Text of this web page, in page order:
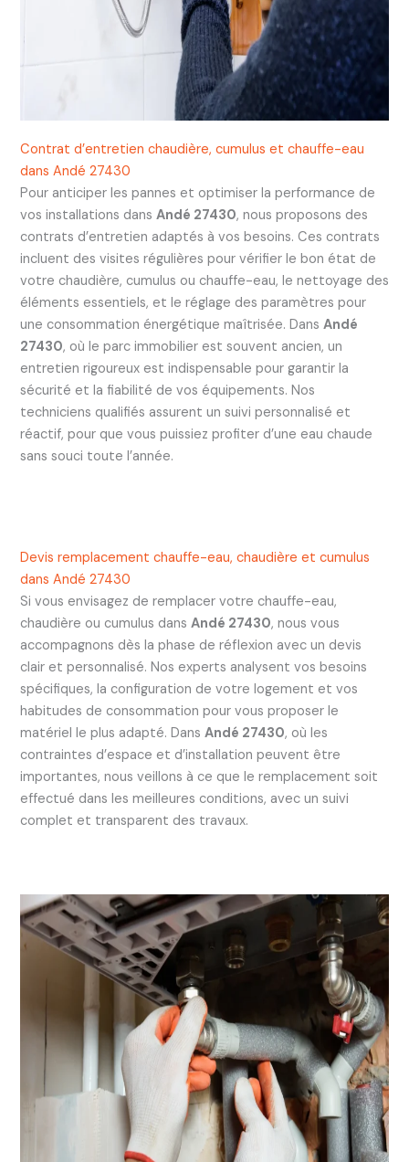
Contrat d’entretien chaudière, cumulus et chauffe-eau
dans Andé 27430
Pour anticiper les pannes et optimiser la performance de
vos installations dans Andé 27430, nous proposons des
contrats d’entretien adaptés à vos besoins. Ces contrats
incluent des visites régulières pour vérifier le bon état de
votre chaudière, cumulus ou chauffe-eau, le nettoyage des
éléments essentiels, et le réglage des paramètres pour
une consommation énergétique maîtrisée. Dans Andé
27430, où le parc immobilier est souvent ancien, un
entretien rigoureux est indispensable pour garantir la
sécurité et la fiabilité de vos équipements. Nos
techniciens qualifiés assurent un suivi personnalisé et
réactif, pour que vous puissiez profiter d’une eau chaude
sans souci toute l’année.
Devis remplacement chauffe-eau, chaudière et cumulus
dans Andé 27430
Si vous envisagez de remplacer votre chauffe-eau,
chaudière ou cumulus dans Andé 27430, nous vous
accompagnons dès la phase de réflexion avec un devis
clair et personnalisé. Nos experts analysent vos besoins
spécifiques, la configuration de votre logement et vos
habitudes de consommation pour vous proposer le
matériel le plus adapté. Dans Andé 27430, où les
contraintes d’espace et d’installation peuvent être
importantes, nous veillons à ce que le remplacement soit
effectué dans les meilleures conditions, avec un suivi
complet et transparent des travaux.